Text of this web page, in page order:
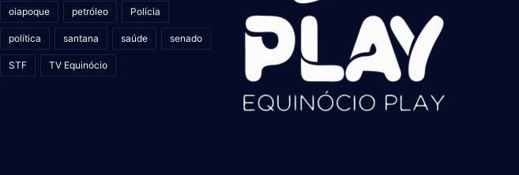
oiapoque petróleo Polícia
política santana saúde senado
STF TV Equinócio